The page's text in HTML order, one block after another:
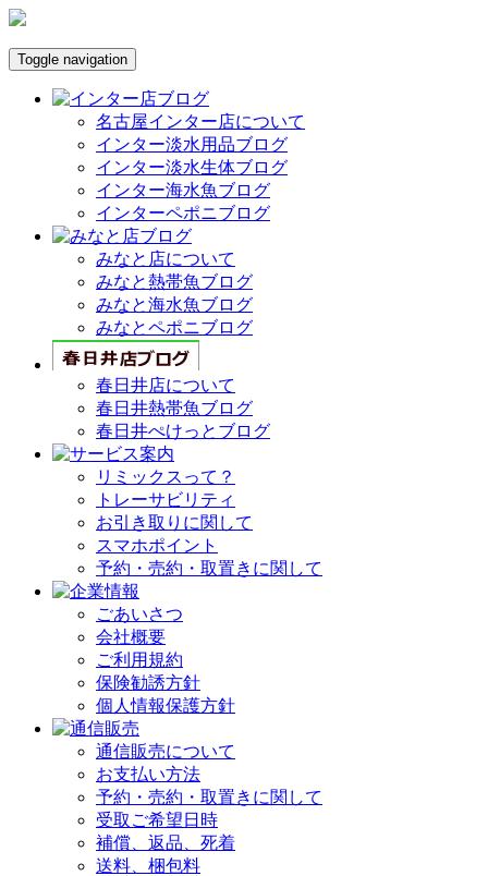
Toggle navigation
名古屋インター店について
インター淡水用品ブログ
インター淡水生体ブログ
インター海水魚ブログ
インターペポニブログ
みなと店について
みなと熱帯魚ブログ
みなと海水魚ブログ
みなとペポニブログ
春日井店について
春日井熱帯魚ブログ
春日井ぺけっとブログ
リミックスって？
トレーサビリティ
お引き取りに関して
スマホポイント
予約・売約・取置きに関して
ごあいさつ
会社概要
ご利用規約
保険勧誘方針
個人情報保護方針
通信販売について
お支払い方法
予約・売約・取置きに関して
受取ご希望日時
補償、返品、死着
送料、梱包料